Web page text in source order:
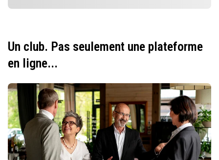
Un club. Pas seulement une plateforme
en ligne...